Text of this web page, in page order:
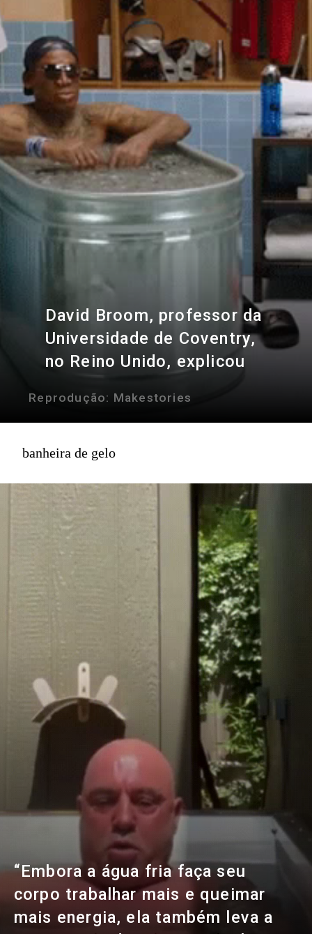
David Broom, professor da
Universidade de Coventry,
no Reino Unido, explicou
Reprodução: Makestories
banheira de gelo
“Embora a água fria faça seu
corpo trabalhar mais e queimar
mais energia, ela também leva a